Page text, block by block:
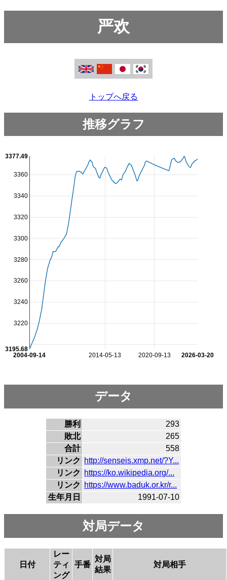
严欢
トップへ戻る
推移グラフ
2014-05-13 2020-09-13
2004-09-14 2026-03-20
3220
3240
3260
3280
3300
3320
3340
3360
3195.68
3377.49
データ
勝利
293
敗北
265
合計
558
リンク
http://senseis.xmp.net/?Y...
リンク
https://ko.wikipedia.org/...
リンク
https://www.baduk.or.kr/r...
生年月日
1991-07-10
対局データ
日付
レー
ティ
ング
手番
対局
結果
対局相手